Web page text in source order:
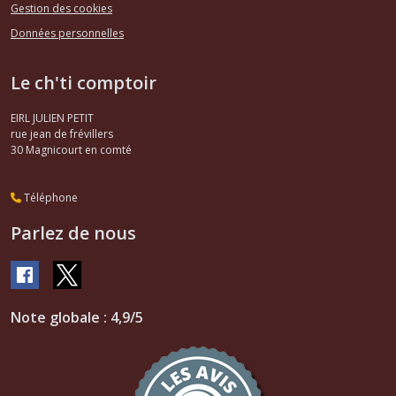
Gestion des cookies
Données personnelles
Le ch'ti comptoir
EIRL JULIEN PETIT
rue jean de frévillers
30 Magnicourt en comté
Téléphone
Parlez de nous
Note globale : 4,9/5